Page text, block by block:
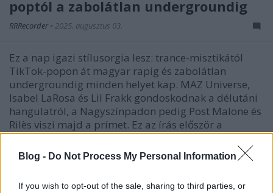
Blog - Do Not Process My Personal Information
If you wish to opt-out of the sale, sharing to third parties, or
poptól a zabolátlan undergroundig
RRRecorder • 2025. augusztus 03.
Ez a nap igazi stílusorgia lesz: trance-misztikától
TikTok-popon át magyar rapig és zabolátlan
undergroundig minden helyet kap. MAZ Universe,
Isabel LaRosa és Lil Frakk gondoskodnak a délutáni
hangulatról, a Nagyszínpadon pedig Post Malone és
Rilès viszi majd a prímet. Ez az írás először a
Recorder…